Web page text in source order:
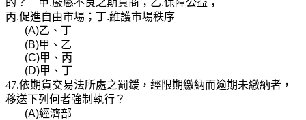
丙.促進自由市場；丁.維護市場秩序
(A)乙、丁
(B)甲、乙
(C)甲、丙
(D)甲、丁
47.依期貨交易法所處之罰鍰，經限期繳納而逾期未繳納者，
移送下列何者強制執行？
(A)經濟部